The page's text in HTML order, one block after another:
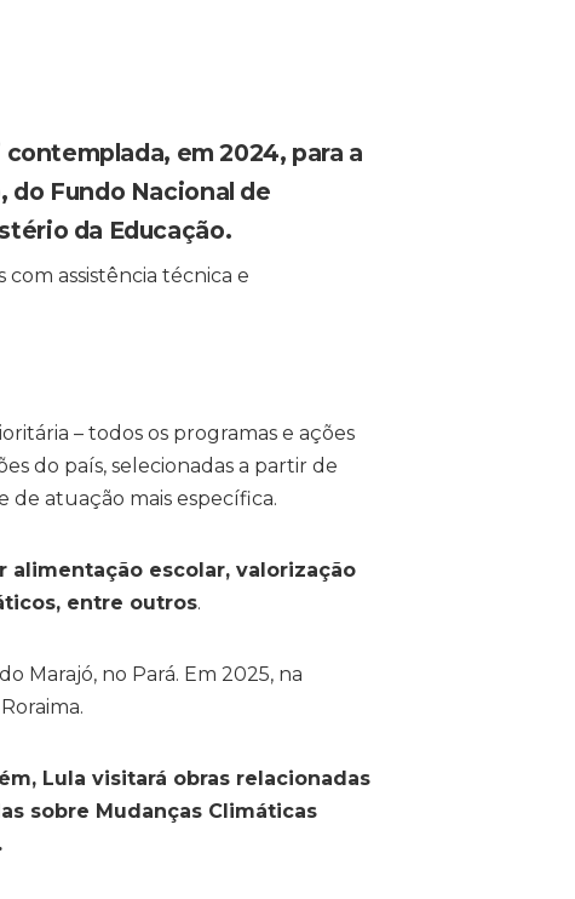
em 2024, para a
do Fundo Nacional de
da Educação.
assistência técnica e
– todos os programas e ações
do país, selecionadas a partir de
de atuação mais específica.
alimentação escolar, valorização
entre outros.
Marajó, no Pará. Em 2025, na
Lula visitará obras relacionadas
sobre Mudanças Climáticas